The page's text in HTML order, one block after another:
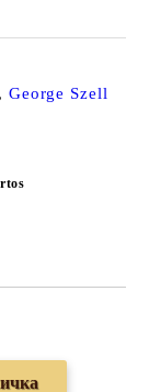
, George Szell